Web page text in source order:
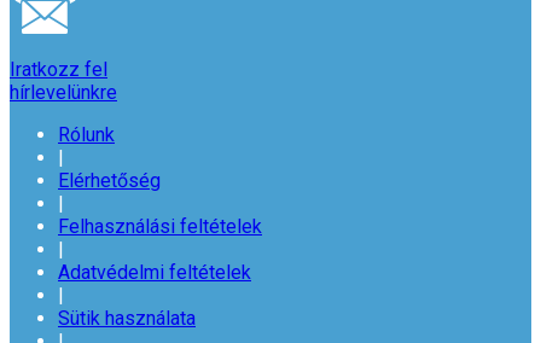
Iratkozz fel
hírlevelünkre
Rólunk
Elérhetőség
Felhasználási feltételek
Adatvédelmi feltételek
Sütik használata